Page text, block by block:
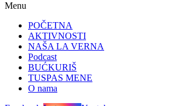
Menu
POČETNA
AKTIVNOSTI
NAŠA LA VERNA
Podcast
BUĆKURIŠ
TUSPAS MENE
O nama